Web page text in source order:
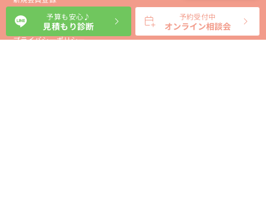
会社概要
プライバシーポリシー
予算も安心♪
見積もり診断
予約受付中
オンライン相談会